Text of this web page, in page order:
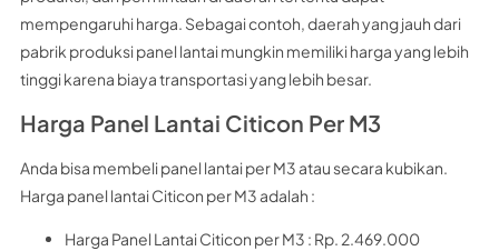
mempengaruhi harga. Sebagai contoh, daerah yang jauh dari
pabrik produksi panel lantai mungkin memiliki harga yang lebih
tinggi karena biaya transportasi yang lebih besar.
Harga Panel Lantai Citicon Per M3
Anda bisa membeli panel lantai per M3 atau secara kubikan.
Harga panel lantai Citicon per M3 adalah :
Harga Panel Lantai Citicon per M3 : Rp. 2.469.000